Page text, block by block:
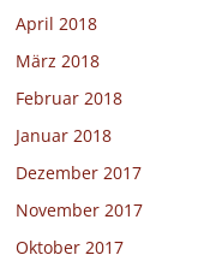
April 2018
März 2018
Februar 2018
Januar 2018
Dezember 2017
November 2017
Oktober 2017